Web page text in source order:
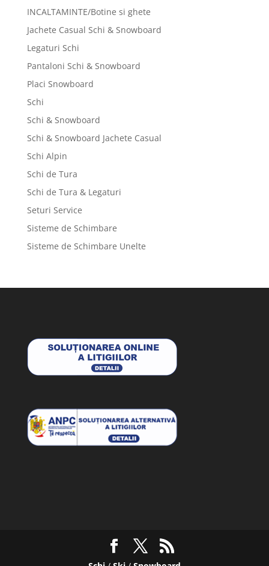
INCALTAMINTE/Botine si ghete
Jachete Casual Schi & Snowboard
Legaturi Schi
Pantaloni Schi & Snowboard
Placi Snowboard
Schi
Schi & Snowboard
Schi & Snowboard Jachete Casual
Schi Alpin
Schi de Tura
Schi de Tura & Legaturi
Seturi Service
Sisteme de Schimbare
Sisteme de Schimbare Unelte